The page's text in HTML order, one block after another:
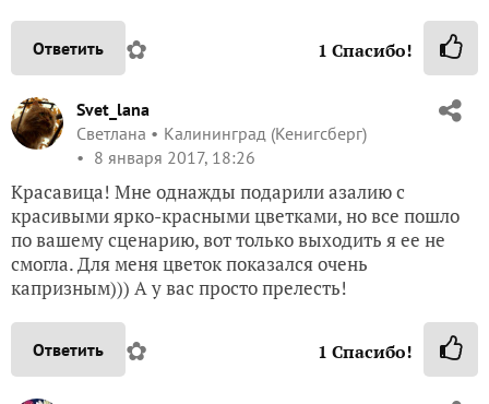
Ответить ✿ 1 Спасибо!
Svet_lana
Светлана
Калининград (Кенигсберг)
8 января 2017, 18:26
Красавица! Мне однажды подарили азалию с
красивыми ярко-красными цветками, но все пошло
по вашему сценарию, вот только выходить я ее не
смогла. Для меня цветок показался очень
капризным))) А у вас просто прелесть!
Ответить ✿ 1 Спасибо!